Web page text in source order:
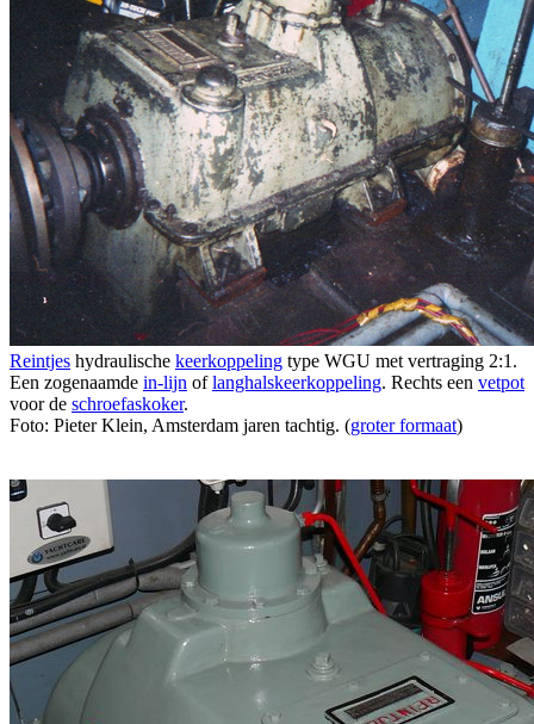
Reintjes hydraulische keerkoppeling type WGU met vertraging 2:1.
Een zogenaamde in-lijn oflanghalskeerkoppeling. Rechts een vetpot
voor de schroefaskoker.
Foto: Pieter Klein, Amsterdam jaren tachtig. (groter formaat)